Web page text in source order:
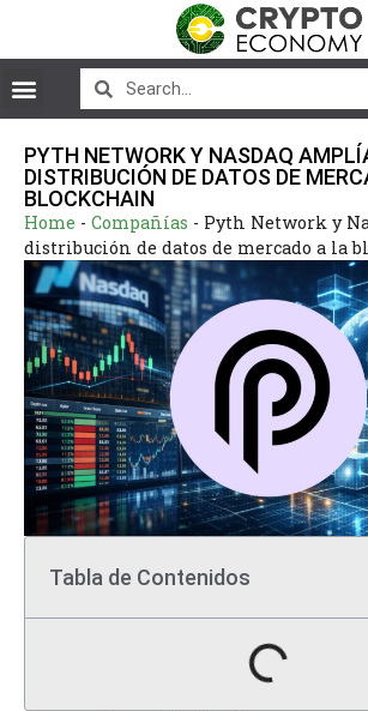
PYTH NETWORK Y NASDAQ
DISTRIBUCIÓN DE DATOS DE
BLOCKCHAIN
Home - Compañías - Pyth Network y
distribución de datos de mercado a la
Tabla de Contenidos